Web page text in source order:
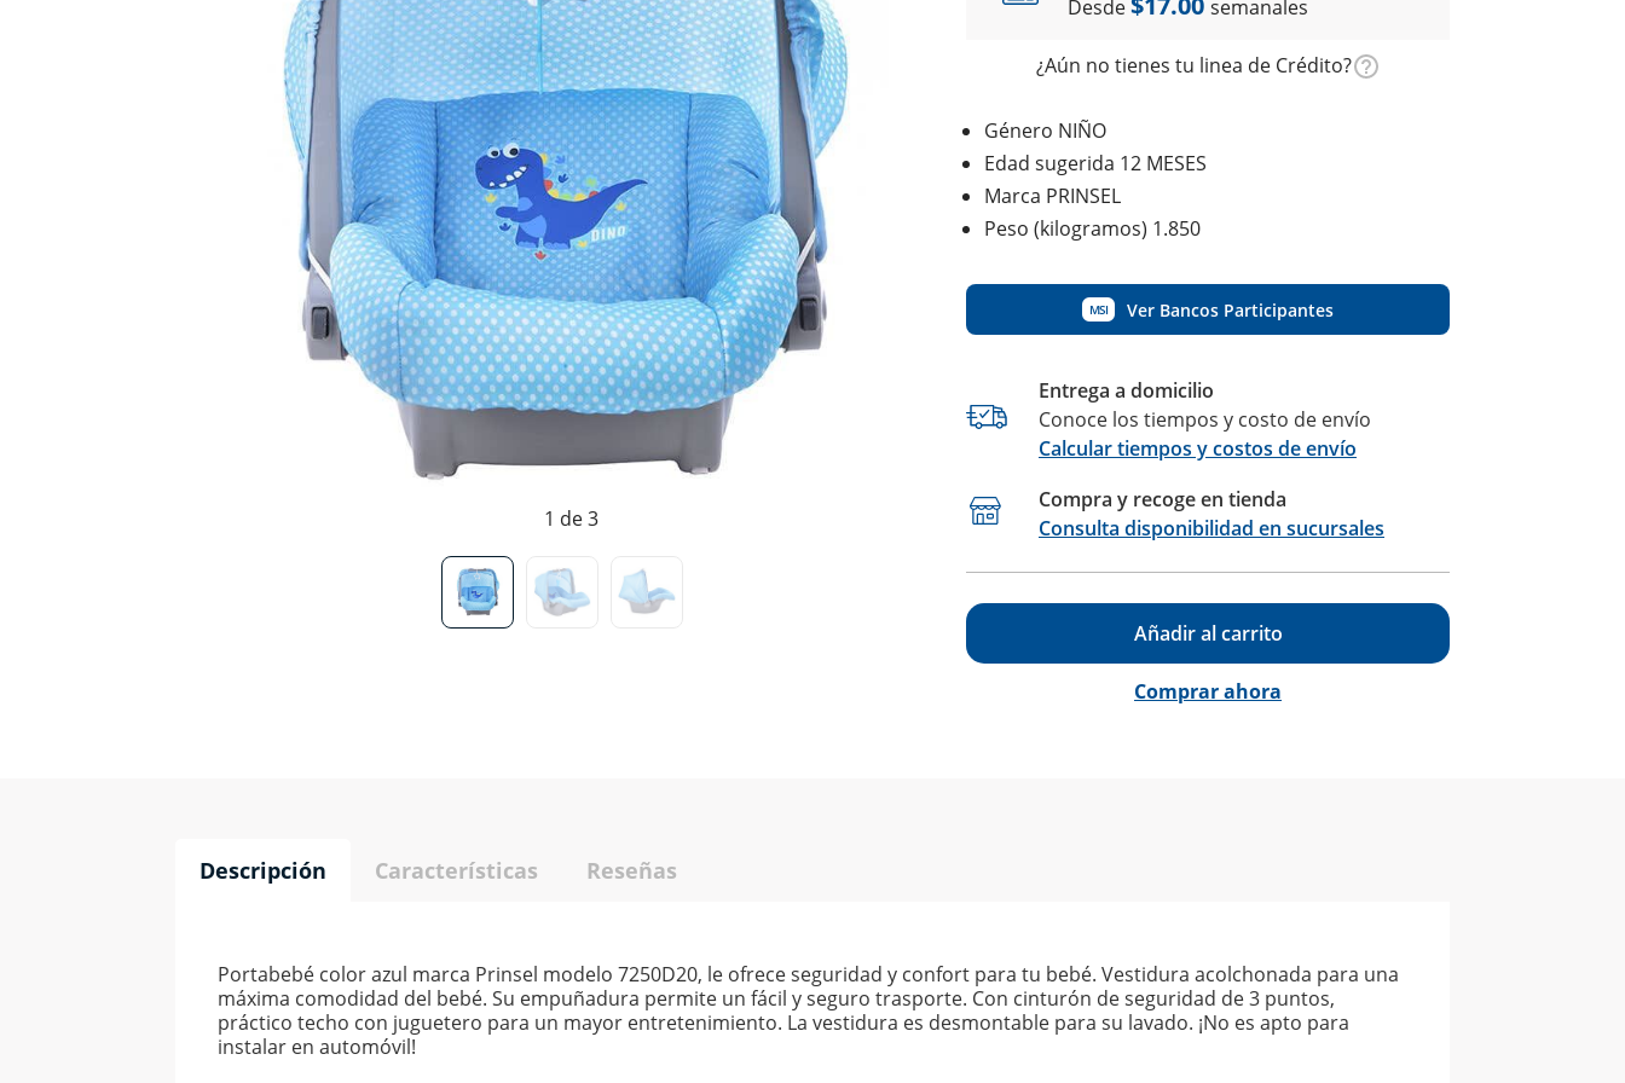
1 de 3
Desde
semanales
¿Aún no tienes tu linea de Crédito?
Género NIÑO
Edad sugerida 12 MESES
Marca PRINSEL
Peso (kilogramos) 1.850
MSI Ver Bancos Participantes
Entrega a domicilio
Conoce los tiempos y costo de envío
Calcular tiempos y costos de envío
Compra y recoge en tienda
Consulta disponibilidad en sucursales
Añadir al carrito
Comprar ahora
Descripción Características Reseñas
Portabebé color azul marca Prinsel modelo 7250D20, le ofrece seguridad y confort para tu bebé. Vestidura acolchonada para una
máxima comodidad del bebé. Su empuñadura permite un fácil y seguro trasporte. Con cinturón de seguridad de 3 puntos,
práctico techo con juguetero para un mayor entretenimiento. La vestidura es desmontable para su lavado. ¡No es apto para
instalar en automóvil!